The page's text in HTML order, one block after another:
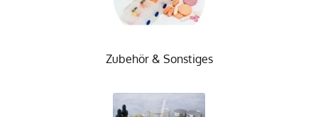
Zubehör & Sonstiges